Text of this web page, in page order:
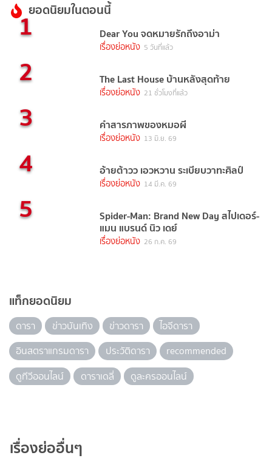
ยอดนิยมในตอนนี้
1 Dear You จดหมายรักถึงอาม่า
เรื่องย่อหนัง 5 วันที่แล้ว
2 The Last House บ้านหลังสุดท้าย
เรื่องย่อหนัง 21 ชั่วโมงที่แล้ว
3 คำสารภาพของหมอผี
เรื่องย่อหนัง 13 มิ.ย. 69
4 อ้ายต้าวว เอวหวาน ระเบียบวาทะศิลป์
เรื่องย่อหนัง 14 มี.ค. 69
5 Spider-Man: Brand New Day สไปเดอร์-
แมน แบรนด์ นิว เดย์
เรื่องย่อหนัง 26 ก.ค. 69
แท็กยอดนิยม
ดารา ข่าวบันเทิง ข่าวดารา
ไอจีดารา
อินสตราแกรมดารา
ประวัติดารา
recommended
ดูทีวีออนไลน์
ดาราเดลี่ ดูละครออนไลน์
เรื่องย่ออื่นๆ